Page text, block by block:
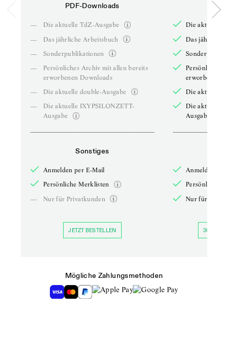
PDF-Downloads
—
Die aktuelle TdZ-Ausgabe
—
Das jährliche Arbeitsbuch
—
Sonderpublikationen
—
Persönliches Archiv mit allen bereits
erworbenen Downloads
—
Die aktuelle double-Ausgabe
—
Die aktuelle IXYPSILONZETT-
Ausgabe
Sonstiges
Anmelden per E-Mail
Persönliche Merklisten
—
Nur für Privatkunden
JETZT BESTELLEN
Die aktuelle
Das jährliche
Persönliches
erworbenen
Die aktuelle
Die aktuelle
Ausgabe
Anmelden
Persönliche
Nur für
30 TAGE
Mögliche Zahlungsmethoden